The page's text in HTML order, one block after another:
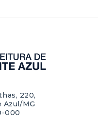
220,
MG
000